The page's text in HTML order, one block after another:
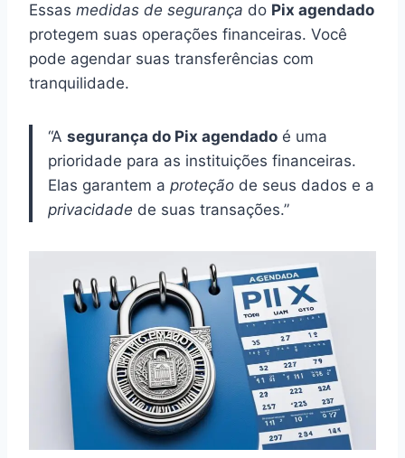
Essas medidas de segurança do Pix agendado
protegem suas operações financeiras. Você
pode agendar suas transferências com
tranquilidade.
“A segurança do Pix agendado é uma
prioridade para as instituições financeiras.
Elas garantem a proteção de seus dados e a
privacidade de suas transações.”